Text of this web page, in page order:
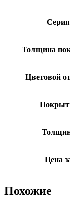
Серия
Толщина
Цветовой
Цена
Похожие